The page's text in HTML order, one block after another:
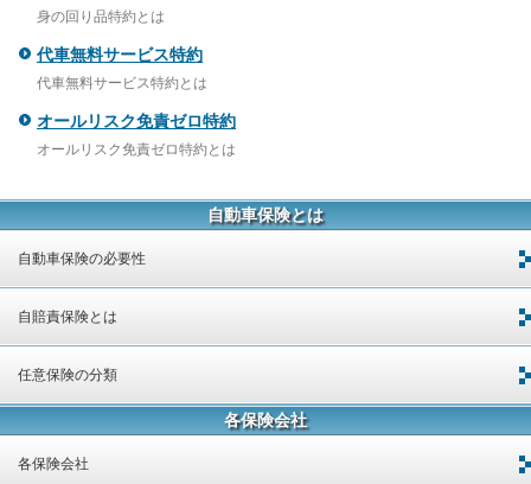
身の回り品特約とは
代車無料サービス特約
代車無料サービス特約とは
オールリスク免責ゼロ特約
オールリスク免責ゼロ特約とは
自動車保険とは
自動車保険の必要性
自賠責保険とは
任意保険の分類
各保険会社
各保険会社